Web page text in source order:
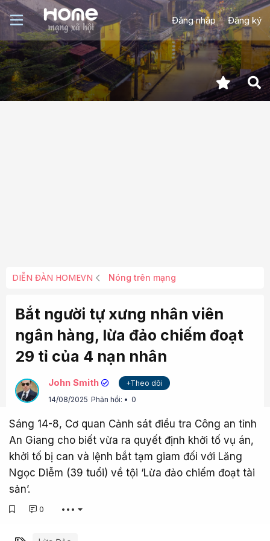
Đăng nhập Đăng ký
DIỄN ĐÀN HOMEVN Nóng trên mạng
Bắt người tự xưng nhân viên
ngân hàng, lừa đảo chiếm đoạt
29 tỉ của 4 nạn nhân
John Smith
+Theo dõi
14/08/2025 Phản hồi: 0
Sáng 14-8, Cơ quan Cảnh sát điều tra Công an tỉnh
An Giang cho biết vừa ra quyết định khởi tố vụ án,
khởi tố bị can và lệnh bắt tạm giam đối với Lăng
Ngọc Diễm (39 tuổi) về tội ‘Lừa đảo chiếm đoạt tài
sản’.
0 •••